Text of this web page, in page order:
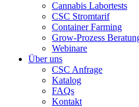
Cannabis Labortests
CSC Stromtarif
Container Farming
Grow-Prozess
Webinare
Über uns
CSC Anfrage
Katalog
FAQs
Kontakt